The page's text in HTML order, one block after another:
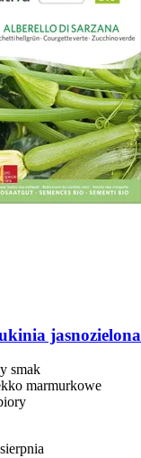
jasnozielona
smak
marmurkowe